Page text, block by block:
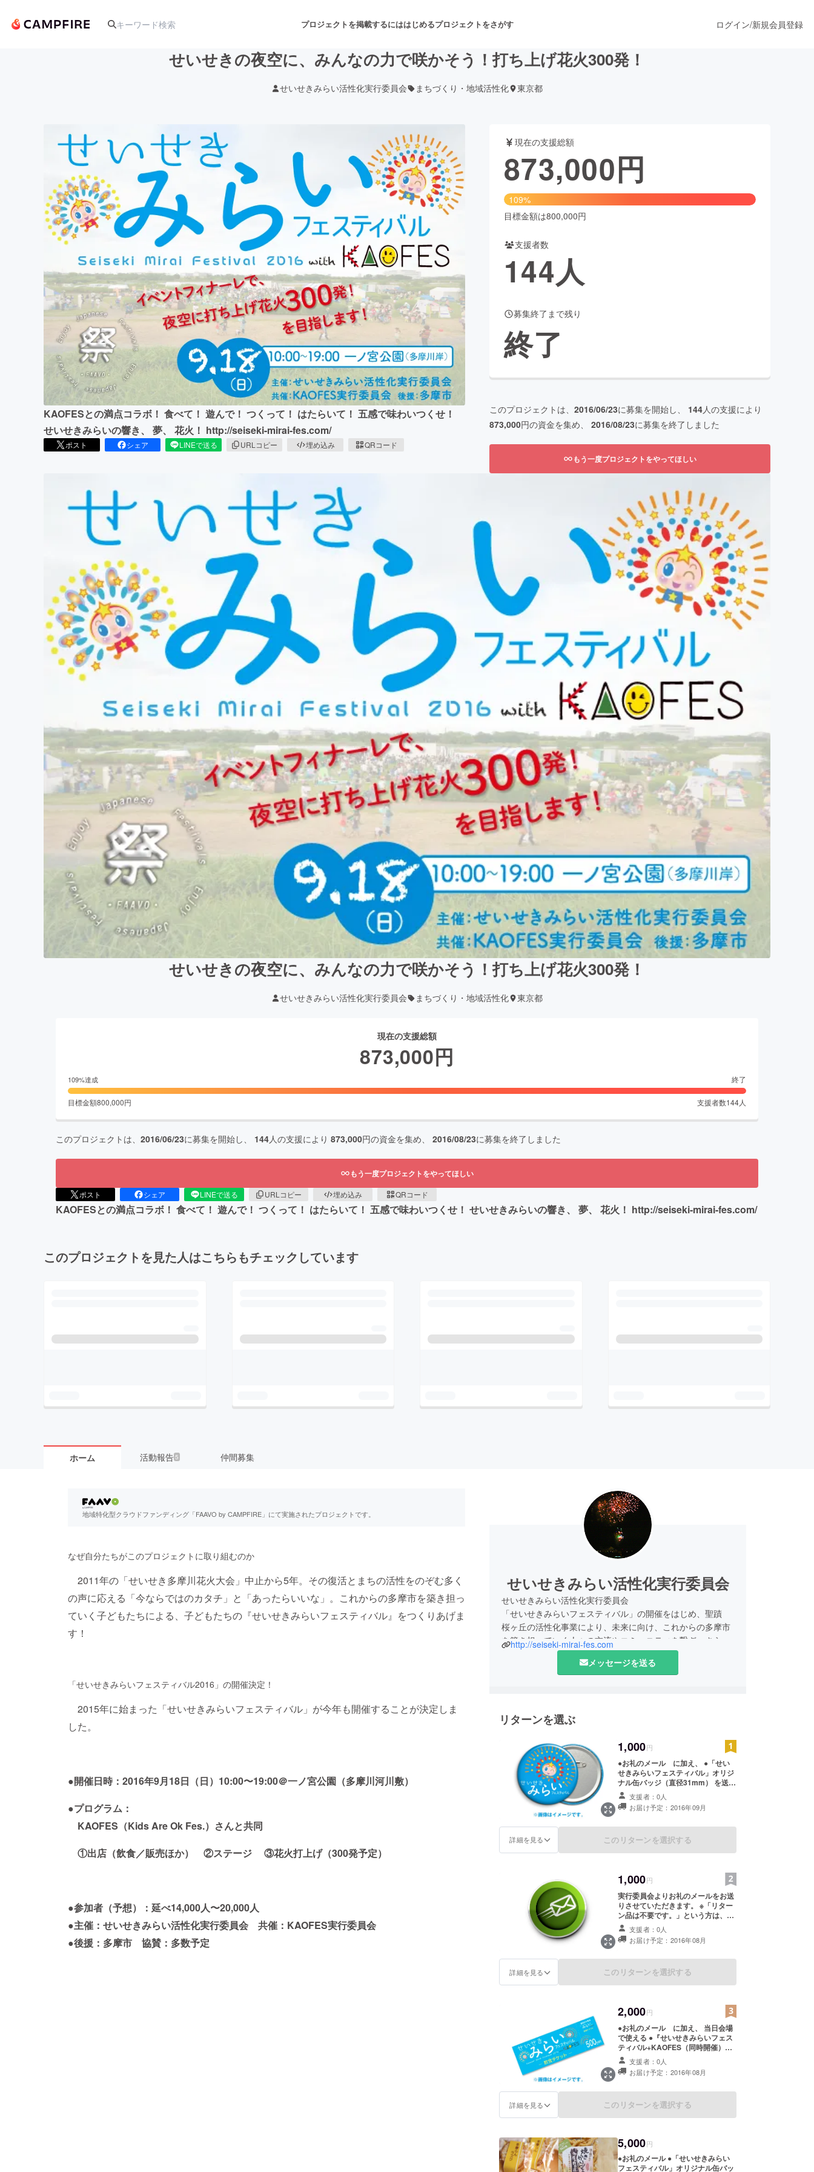
プロジェクトを掲載するにははじめるプロジェクトをさがす
アート・写真 音楽 舞台・パフォーマンス
テクノロジー・ガジェット ゲーム・サービス開発 フード・飲食店 ファッション
映像・映画 書籍・雑誌出版 アニメ・漫画
ビジネス・起業 ビューティー・ヘルスケア
まちづくり・地域活性化
CAMPFIRE for Social GoodCAMPFIRE Creation
CAMPFIREふるさと納税
machi-ya コミュニティ
ログイン/新規会員登録
せいせきの夜空に、みんなの力で咲かそう！打ち上げ花火300発！
せいせきみらい活性化実行委員会 まちづくり・地域活性化 東京都
KAOFESとの満点コラボ！ 食べて！ 遊んで！ つくって！ はたらいて！ 五感で味わいつくせ！
せいせきみらいの響き、 夢、 花火！ http://seiseki-mirai-fes.com/
ポスト シェア LINEで送る URLコピー 埋め込み QRコード
現在の支援総額
873,000円
109%
目標金額は800,000円
支援者数
144人
募集終了まで残り
終了
このプロジェクトは、 2016/06/23に募集を開始し、 144人の支援により
873,000円の資金を集め、 2016/08/23に募集を終了しました
もう一度プロジェクトをやってほしい
せいせきの夜空に、みんなの力で咲かそう！打ち上げ花火300発！
せいせきみらい活性化実行委員会 まちづくり・地域活性化 東京都
現在の支援総額
873,000円
109%達成 終了
目標金額800,000円 支援者数144人
このプロジェクトは、 2016/06/23に募集を開始し、 144人の支援により 873,000円の資金を集め、 2016/08/23に募集を終了しました
もう一度プロジェクトをやってほしい
ポスト シェア LINEで送る URLコピー 埋め込み QRコード
KAOFESとの満点コラボ！ 食べて！ 遊んで！ つくって！ はたらいて！ 五感で味わいつくせ！ せいせきみらいの響き、 夢、 花火！ http://seiseki-mirai-fes.com/
このプロジェクトを見た人はこちらもチェックしています
ホーム 活動報告5 仲間募集
地域特化型クラウドファンディング「FAAVO by CAMPFIRE」にて実施されたプロジェクトです。
なぜ自分たちがこのプロジェクトに取り組むのか
2011年の「せいせき多摩川花火大会」中止から5年。その復活とまちの活性をのぞむ多く
の声に応える「今ならではのカタチ」と「あったらいいな」。これからの多摩市を築き担っ
ていく子どもたちによる、子どもたちの『せいせきみらいフェスティバル』をつくりあげま
す！
「せいせきみらいフェスティバル2016」の開催決定！
2015年に始まった「せいせきみらいフェスティバル」が今年も開催することが決定しま
した。
●開催日時：2016年9月18日（日）10:00〜19:00＠一ノ宮公園（多摩川河川敷）
●プログラム：
KAOFES（Kids Are Ok Fes.）さんと共同
①出店（飲食／販売ほか） ②ステージ ③花火打上げ（300発予定）
●参加者（予想）：延べ14,000人〜20,000人
●主催：せいせきみらい活性化実行委員会 共催：KAOFES実行委員会
●後援：多摩市 協賛：多数予定
せいせきみらい活性化実行委員会
せいせきみらい活性化実行委員会
「せいせきみらいフェスティバル」の開催をはじめ、聖蹟
桜ヶ丘の活性化事業により、未来に向け、これからの多摩市
を築き担っていく人々の交流やコミュニティを繋ぎ、さらな
る活性化を図ることを目的とした委員会です。
http://seiseki-mirai-fes.com
メッセージを送る
リターンを選ぶ
1,000円
●お礼のメール に加え、 ●「せい
せきみらいフェスティバル」オリジ
ナル缶バッジ（直径31mm） を送付
させていただきます。 ※画像はイ
メージです。デザインが決定しまし
たら、レポートにてご報告いたしま
支援者：0人
お届け予定：2016年09月
詳細を見る このリターンを選択する
1,000円
実行委員会よりお礼のメールをお送
りさせていただきます。 ※「リター
ン品は不要です。」という方は、こ
ちらをお選びください。 申し訳あ
りませんが、システム上、銀行振込
／コンビニ決済での支援を受け付け
支援者：0人
お届け予定：2016年08月
詳細を見る このリターンを選択する
2,000円
●お礼のメール に加え、 当日会場
で使える ●『せいせきみらいフェス
ティバル+KAOFES（同時開催）飲
食チケット（500円×1枚）』を送付
させていただきます。 以下の出店が
予定されています！ ・三河屋（フラ
ニーノ／サングリア） ・seiseki
ジェラート） ・啓光えがお（焼きそ
ば） ・虎‘ｓ DINING（ソーセージ／
ビール） ・ＫＩＺＯ（焼きチーズリ
支援者：0人
お届け予定：2016年08月
詳細を見る このリターンを選択する
5,000円
●お礼のメール ●「せいせきみらい
フェスティバル」オリジナル缶バッ